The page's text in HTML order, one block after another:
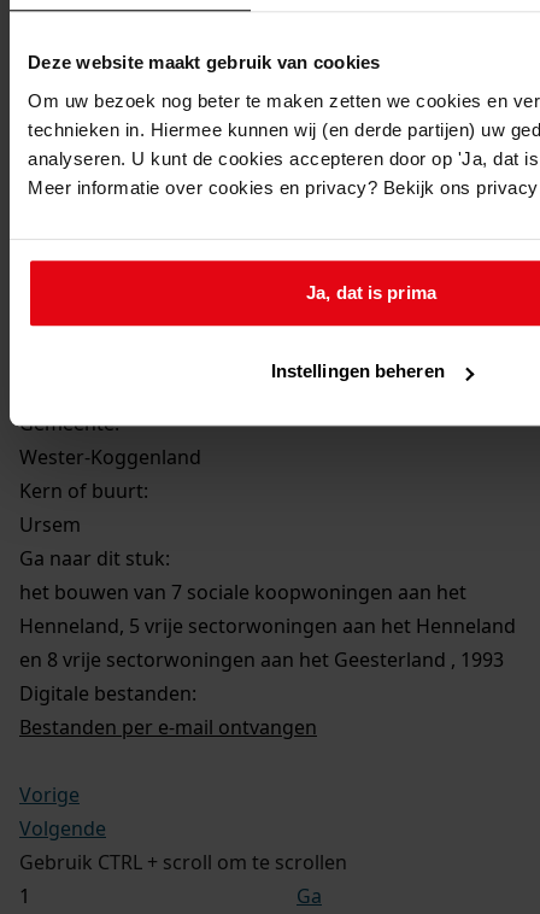
Deze website maakt gebruik van cookies
Om uw bezoek nog beter te maken zetten we cookies en
technieken in. Hiermee kunnen wij (en derde partijen) uw
analyseren. U kunt de cookies accepteren door op 'Ja, dat
Meer informatie over cookies en privacy? Bekijk ons
Ja, dat is prima
Instellingen beheren
en 8 vrije sectorwoningen aan het Geesterland , 1993
Datering :
Beschrijving:
het bouwen van 7 sociale koopwoningen aan het
Henneland, 5 vrije sectorwoningen aan het Henneland
Datum vergunning:
Adres:
Ursem, Henneland 1, 3, 5, 7, 9, 11, 13, 15, 17, 19, 21, 23
Gemeente:
Wester-Koggenland
Kern of buurt:
Ursem
Ga naar dit stuk:
het bouwen van 7 sociale koopwoningen aan het
Henneland, 5 vrije sectorwoningen aan het Henneland
en 8 vrije sectorwoningen aan het Geesterland , 1993
Digitale bestanden:
Bestanden per e-mail ontvangen
Vorige
Volgende
Gebruik CTRL + scroll om te scrollen
Ga